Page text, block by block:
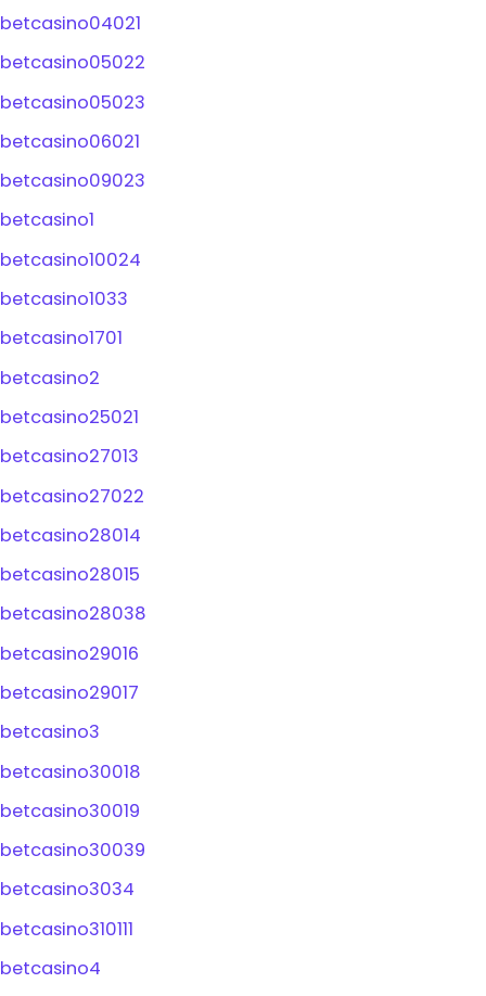
betcasino04021
betcasino05022
betcasino05023
betcasino06021
betcasino09023
betcasino1
betcasino10024
betcasino1033
betcasino1701
betcasino2
betcasino25021
betcasino27013
betcasino27022
betcasino28014
betcasino28015
betcasino28038
betcasino29016
betcasino29017
betcasino3
betcasino30018
betcasino30019
betcasino30039
betcasino3034
betcasino310111
betcasino4